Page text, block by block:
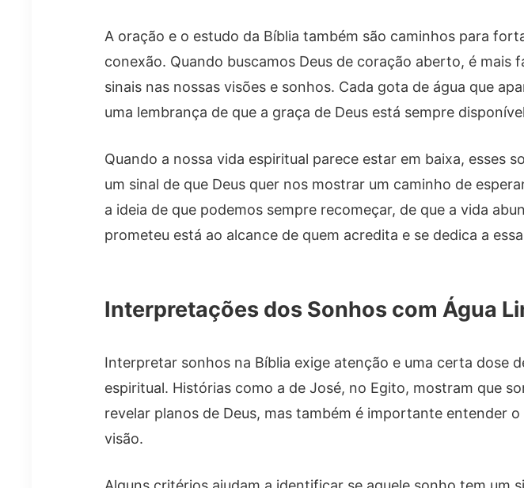
A oração e o estudo da Bíblia também são caminhos para
conexão. Quando buscamos Deus de coração aberto, é mais
sinais nas nossas visões e sonhos. Cada gota de água que
uma lembrança de que a graça de Deus está sempre
Quando a nossa vida espiritual parece estar em baixa, esses
um sinal de que Deus quer nos mostrar um caminho de
a ideia de que podemos sempre recomeçar, de que a vida
prometeu está ao alcance de quem acredita e se dedica a
Interpretações dos Sonhos com Água
Interpretar sonhos na Bíblia exige atenção e uma certa dose
espiritual. Histórias como a de José, no Egito, mostram que
revelar planos de Deus, mas também é importante entender
visão.